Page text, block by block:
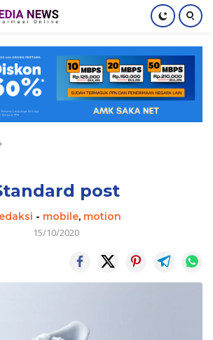
post
- mobile, motion
15/10/2020